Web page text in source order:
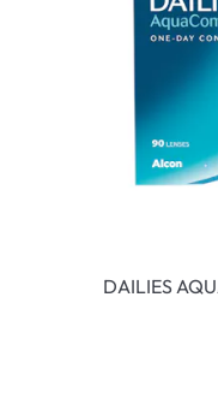
DAILIES